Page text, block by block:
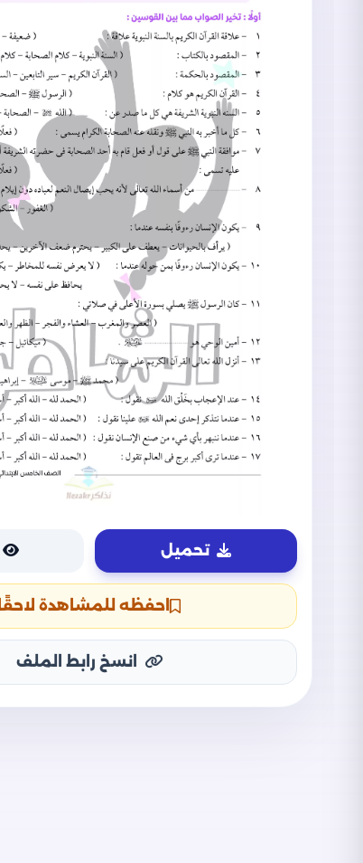
تحميل
احفظه للمشاهدة لاحقًا
انسخ رابط الملف